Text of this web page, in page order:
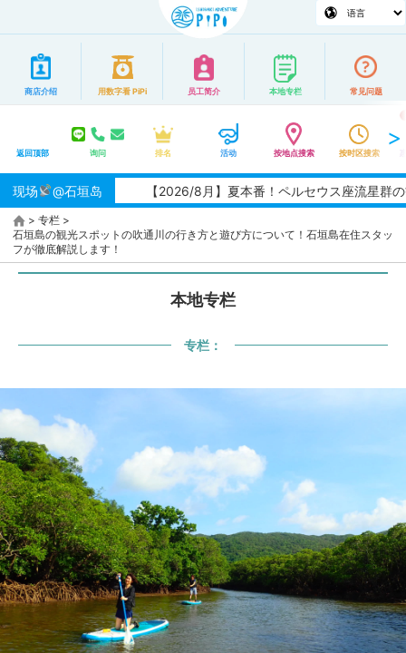
商店介绍 用数字看 PiPi 员工简介 本地专栏 常见问题
返回顶部 询问 排名 活动 按地点搜索 按时区搜索
现场 @石垣岛【2026/8月】夏本番！ペルセウス座流星群の観測チ
> 专栏 >
石垣島の観光スポットの吹通川の行き方と遊び方について！石垣島在住スタッ
フが徹底解説します！
本地专栏
专栏：